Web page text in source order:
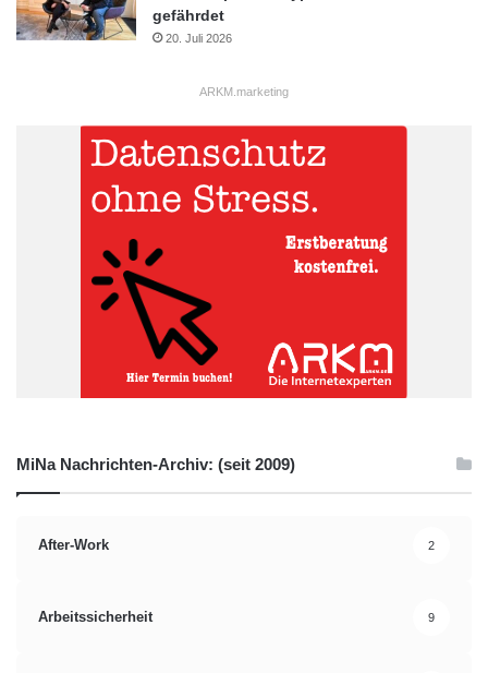
Expertenschätzungen
gefährdet
20. Juli 2026
ARKM.marketing
MiNa Nachrichten-Archiv: (seit 2009)
After-Work 2
Arbeitssicherheit 9